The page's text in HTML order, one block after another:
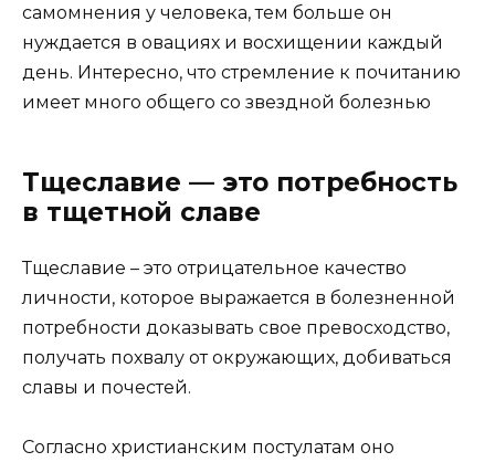
самомнения у человека, тем больше он
нуждается в овациях и восхищении каждый
день. Интересно, что стремление к почитанию
имеет много общего со звездной болезнью
Тщеславие — это потребность
в тщетной славе
Тщеславие – это отрицательное качество
личности, которое выражается в болезненной
потребности доказывать свое превосходство,
получать похвалу от окружающих, добиваться
славы и почестей.
Согласно христианским постулатам оно